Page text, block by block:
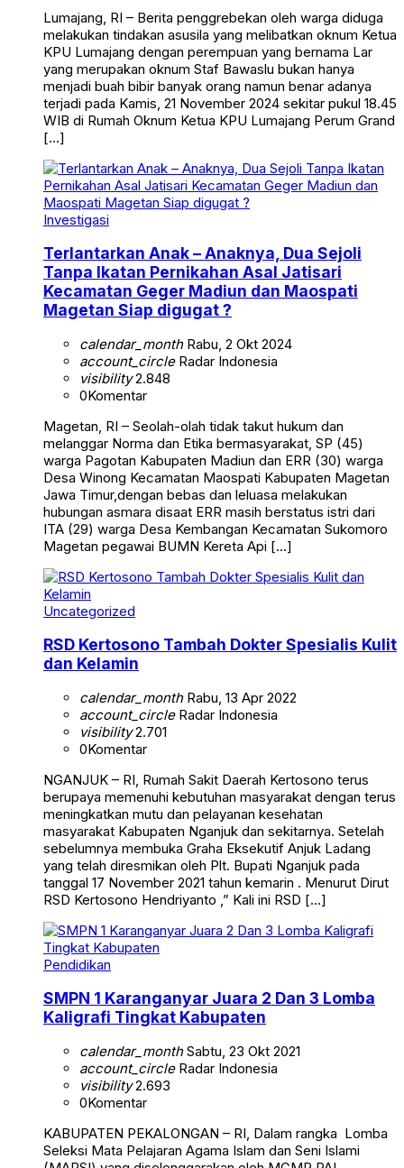
Lumajang, RI – Berita penggrebekan oleh warga diduga
melakukan tindakan asusila yang melibatkan oknum Ketua
KPU Lumajang dengan perempuan yang bernama Lar
yang merupakan oknum Staf Bawaslu bukan hanya
menjadi buah bibir banyak orang namun benar adanya
terjadi pada Kamis, 21 November 2024 sekitar pukul 18.45
WIB di Rumah Oknum Ketua KPU Lumajang Perum Grand
[…]
Investigasi
Terlantarkan Anak – Anaknya, Dua Sejoli
Tanpa Ikatan Pernikahan Asal Jatisari
Kecamatan Geger Madiun dan Maospati
Magetan Siap digugat ?
calendar_monthRabu, 2 Okt 2024
account_circleRadar Indonesia
visibility2.848
0Komentar
Magetan, RI – Seolah-olah tidak takut hukum dan
melanggar Norma dan Etika bermasyarakat, SP (45)
warga Pagotan Kabupaten Madiun dan ERR (30) warga
Desa Winong Kecamatan Maospati Kabupaten Magetan
Jawa Timur,dengan bebas dan leluasa melakukan
hubungan asmara disaat ERR masih berstatus istri dari
ITA (29) warga Desa Kembangan Kecamatan Sukomoro
Magetan pegawai BUMN Kereta Api […]
Uncategorized
RSD Kertosono Tambah Dokter Spesialis Kulit
dan Kelamin
calendar_monthRabu, 13 Apr 2022
account_circleRadar Indonesia
visibility2.701
0Komentar
NGANJUK – RI, Rumah Sakit Daerah Kertosono terus
berupaya memenuhi kebutuhan masyarakat dengan terus
meningkatkan mutu dan pelayanan kesehatan
masyarakat Kabupaten Nganjuk dan sekitarnya. Setelah
sebelumnya membuka Graha Eksekutif Anjuk Ladang
yang telah diresmikan oleh Plt. Bupati Nganjuk pada
tanggal 17 November 2021 tahun kemarin . Menurut Dirut
RSD Kertosono Hendriyanto ,” Kali ini RSD […]
Pendidikan
SMPN 1 Karanganyar Juara 2 Dan 3 Lomba
Kaligrafi Tingkat Kabupaten
calendar_monthSabtu, 23 Okt 2021
account_circleRadar Indonesia
visibility2.693
0Komentar
KABUPATEN PEKALONGAN – RI, Dalam rangka Lomba
Seleksi Mata Pelajaran Agama Islam dan Seni Islami